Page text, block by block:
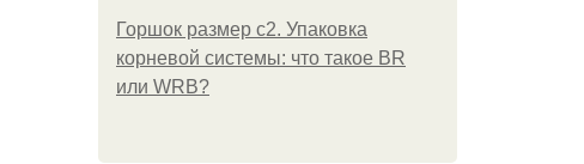
Горшок размер с2. Упаковка
корневой системы: что такое BR
или WRB?